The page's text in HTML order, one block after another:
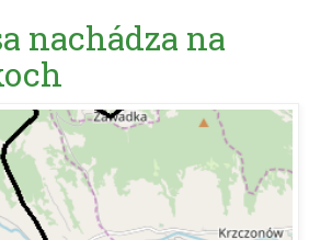
nachádza na